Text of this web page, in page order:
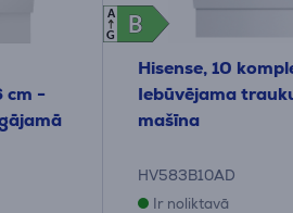
cm -
B
B
A
G
Hisense, 10
Iebūvējama
mašīna
HV583B10AD
Ir noliktavā